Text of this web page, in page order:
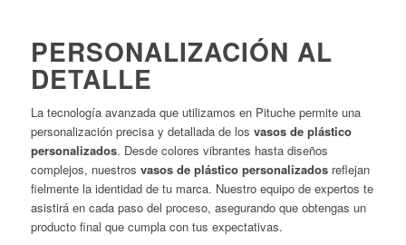
PERSONALIZACIÓN AL
DETALLE
La tecnología avanzada que utilizamos en Pituche permite una
personalización precisa y detallada de los vasos de plástico
personalizados. Desde colores vibrantes hasta diseños
complejos, nuestros vasos de plástico personalizadosreflejan
fielmente la identidad de tu marca. Nuestro equipo de expertos te
asistirá en cada paso del proceso, asegurando que obtengas un
producto final que cumpla con tus expectativas.